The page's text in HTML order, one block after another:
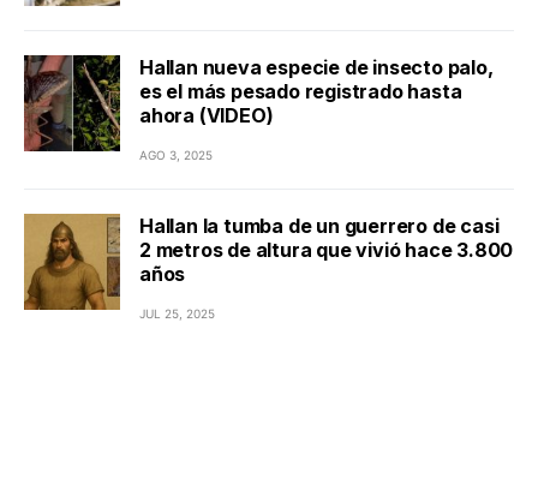
Hallan nueva especie de insecto palo,
es el más pesado registrado hasta
ahora (VIDEO)
AGO 3, 2025
Hallan la tumba de un guerrero de casi
2 metros de altura que vivió hace 3.800
años
JUL 25, 2025